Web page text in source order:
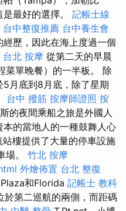
最好的選擇。 記帳士線
台中整復推薦 台中養生會
歷，因此在海上度過一個
台北 按摩 從第二天的早晨
菜單晚餐）的一半板。 除
月底到8月底，除了星期
台中 撥筋 按摩師證照 按
的夜間乘船之旅是外國人
的當地人的一種鼓舞人心
站樓提供了大量的停車設施
場。 竹北 按摩
外燴佈置 台北 整復
Plaza和Florida 記帳士 教科
於第二巡航的兩側，而距碼